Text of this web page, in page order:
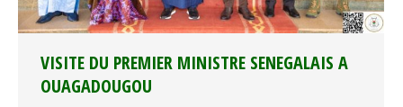
VISITE DU PREMIER MINISTRE SENEGALAIS A
OUAGADOUGOU